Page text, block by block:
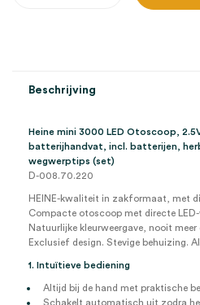
mini
incl.
batterijen,
herbruikbare
+
AllSpec
wegwerptips
(set)
aantal
Beschrijving
Heine mini 3000 LED Otoscoop,
batterijhandvat, incl. batterijen,
wegwerptips (set)
D-008.70.220
HEINE-kwaliteit in zakformaat, met
Compacte otoscoop met directe
Natuurlijke kleurweergave, nooit meer
Exclusief design. Stevige behuizing.
1. Intuïtieve bediening
Altijd bij de hand met praktische
Schakelt automatisch uit zodra